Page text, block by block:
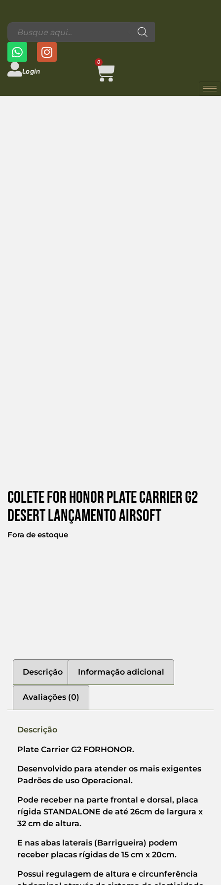
Login
0
Colete For Honor Plate Carrier G2
Desert Lançamento Airsoft
Fora de estoque
Descrição Informação adicional
Avaliações (0)
Descrição
Plate Carrier G2 FORHONOR.
Desenvolvido para atender os mais exigentes
Padrões de uso Operacional.
Pode receber na parte frontal e dorsal, placa
rígida STANDALONE de até 26cm de largura x
32 cm de altura.
E nas abas laterais (Barrigueira) podem
receber placas rígidas de 15 cm x 20cm.
Possui regulagem de altura e circunferência